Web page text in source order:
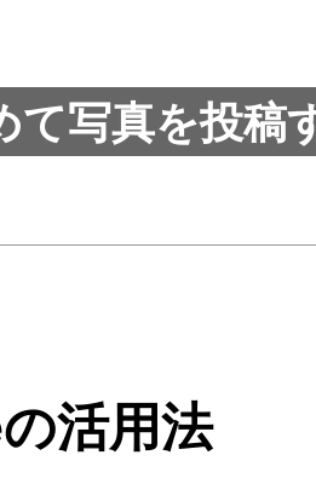
て写真を投稿
活用法